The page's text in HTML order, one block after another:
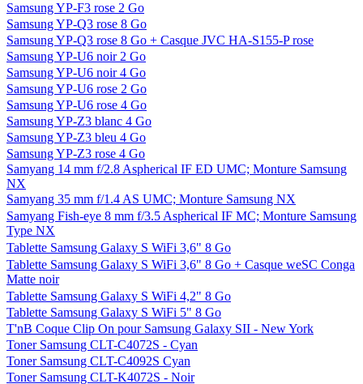
Samsung YP-F3 rose 2 Go
Samsung YP-Q3 rose 8 Go
Samsung YP-Q3 rose 8 Go + Casque JVC HA-S155-P rose
Samsung YP-U6 noir 2 Go
Samsung YP-U6 noir 4 Go
Samsung YP-U6 rose 2 Go
Samsung YP-U6 rose 4 Go
Samsung YP-Z3 blanc 4 Go
Samsung YP-Z3 bleu 4 Go
Samsung YP-Z3 rose 4 Go
Samyang 14 mm f/2.8 Aspherical IF ED UMC; Monture Samsung
NX
Samyang 35 mm f/1.4 AS UMC; Monture Samsung NX
Samyang Fish-eye 8 mm f/3.5 Aspherical IF MC; Monture Samsung
Type NX
Tablette Samsung Galaxy S WiFi 3,6" 8 Go
Tablette Samsung Galaxy S WiFi 3,6" 8 Go + Casque weSC Conga
Matte noir
Tablette Samsung Galaxy S WiFi 4,2" 8 Go
Tablette Samsung Galaxy S WiFi 5" 8 Go
T'nB Coque Clip On pour Samsung Galaxy SII - New York
Toner Samsung CLT-C4072S - Cyan
Toner Samsung CLT-C4092S Cyan
Toner Samsung CLT-K4072S - Noir